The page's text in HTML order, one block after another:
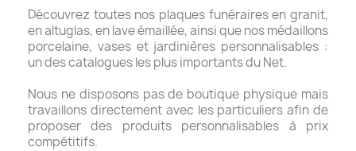
Découvrez toutes nos plaques funéraires en granit,
en altuglas, en lave émaillée, ainsi que nos médaillons
porcelaine, vases et jardinières personnalisables :
un des catalogues les plus importants du Net.
Nous ne disposons pas de boutique physique mais
travaillons directement avec les particuliers afin de
proposer des produits personnalisables à prix
compétitifs.